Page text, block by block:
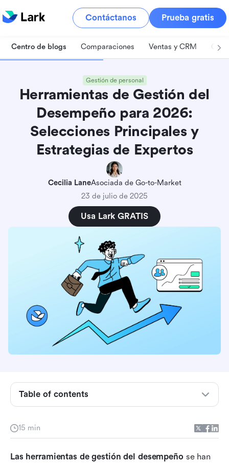
Contáctanos Prueba gratis
Centro de blogs Comparaciones Ventas y CRM
Gestión de personal
Herramientas de Gestión del
Desempeño para 2026:
Selecciones Principales y
Estrategias de Expertos
Cecilia LaneAsociada de Go-to-Market
23 de julio de 2025
Usa Lark GRATIS
15 min
Las herramientas de gestión del desempeño se han
Table of contents
desempeño?
modernas de gestión del desempeño